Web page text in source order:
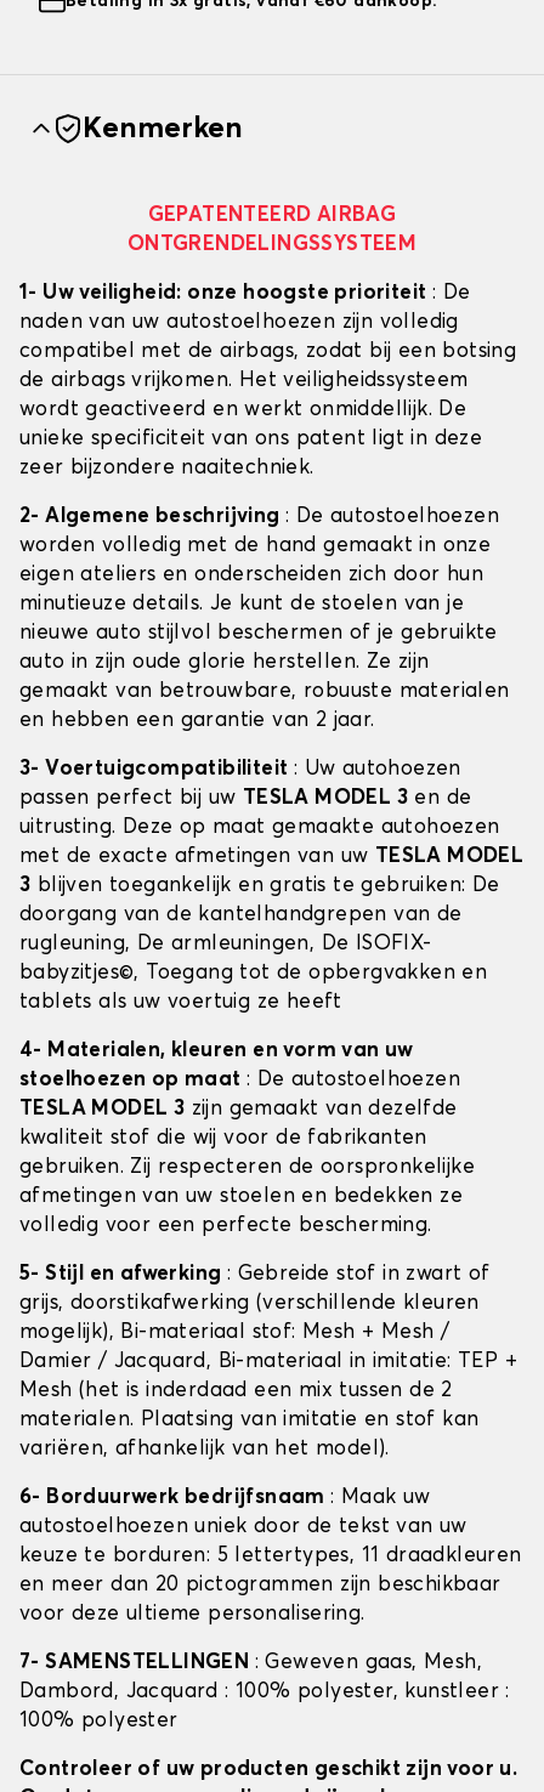
Kenmerken
GEPATENTEERD AIRBAG
ONTGRENDELINGSSYSTEEM
1- Uw veiligheid: onze hoogste prioriteit : De
naden van uw autostoelhoezen zijn volledig
compatibel met de airbags, zodat bij een botsing
de airbags vrijkomen. Het veiligheidssysteem
wordt geactiveerd en werkt onmiddellijk. De
unieke specificiteit van ons patent ligt in deze
zeer bijzondere naaitechniek.
2- Algemene beschrijving : De autostoelhoezen
worden volledig met de hand gemaakt in onze
eigen ateliers en onderscheiden zich door hun
minutieuze details. Je kunt de stoelen van je
nieuwe auto stijlvol beschermen of je gebruikte
auto in zijn oude glorie herstellen. Ze zijn
gemaakt van betrouwbare, robuuste materialen
en hebben een garantie van 2 jaar.
3- Voertuigcompatibiliteit : Uw autohoezen
passen perfect bij uw TESLA MODEL 3 en de
uitrusting. Deze op maat gemaakte autohoezen
met de exacte afmetingen van uw TESLA MODEL
3 blijven toegankelijk en gratis te gebruiken: De
doorgang van de kantelhandgrepen van de
rugleuning, De armleuningen, De ISOFIX-
babyzitjes©, Toegang tot de opbergvakken en
tablets als uw voertuig ze heeft
4- Materialen, kleuren en vorm van uw
stoelhoezen op maat : De autostoelhoezen
TESLA MODEL 3 zijn gemaakt van dezelfde
kwaliteit stof die wij voor de fabrikanten
gebruiken. Zij respecteren de oorspronkelijke
afmetingen van uw stoelen en bedekken ze
volledig voor een perfecte bescherming.
5- Stijl en afwerking : Gebreide stof in zwart of
grijs, doorstikafwerking (verschillende kleuren
mogelijk), Bi-materiaal stof: Mesh + Mesh /
Damier / Jacquard, Bi-materiaal in imitatie: TEP +
Mesh (het is inderdaad een mix tussen de 2
materialen. Plaatsing van imitatie en stof kan
variëren, afhankelijk van het model).
6- Borduurwerk bedrijfsnaam: Maak uw
autostoelhoezen uniek door de tekst van uw
keuze te borduren: 5 lettertypes, 11 draadkleuren
en meer dan 20 pictogrammen zijn beschikbaar
voor deze ultieme personalisering.
7- SAMENSTELLINGEN : Geweven gaas, Mesh,
Dambord, Jacquard : 100% polyester, kunstleer :
100% polyester
Controleer of uw producten geschikt zijn voor u.